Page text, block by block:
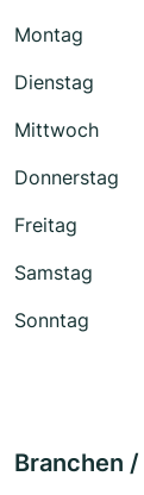
Montag
Dienstag
Mittwoch
Donnerstag
Freitag
Samstag
Sonntag
Branchen